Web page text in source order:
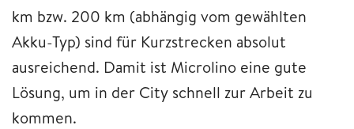
km bzw. 200 km (abhängig vom gewählten
Akku-Typ) sind für Kurzstrecken absolut
ausreichend. Damit ist Microlino eine gute
Lösung, um in der City schnell zur Arbeit zu
kommen.